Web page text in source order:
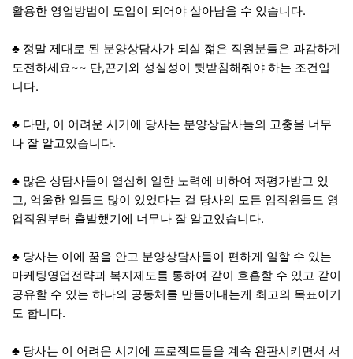
활용한 영업방법이 도입이 되어야 살아남을 수 있습니다.
​♣ 정말 제대로 된 분양상담사가 되실 젊은 직원분들은 과감하게
도전하세요~~ 단,끈기와 성실성이 뒷받침해줘야 하는 조건입
니다.
​♣ 다만, 이 어려운 시기에 당사는 분양상담사들의 고충을 너무
나 잘 알고있습니다.
​♣ 많은 상담사들이 열심히 일한 노력에 비하여 저평가받고 있
고, 억울한 일들도 많이 있었다는 걸 당사의 모든 임직원들도 영
업직원부터 출발했기에 너무나 잘 알고있습니다.
♣ 당사는 이에 꿈을 안고 분양상담사들이 편하게 일할 수 있는
마케팅영업전략과 복지제도를 통하여 같이 호흡할 수 있고 같이
공유할 수 있는 하나의 공동체를 만들어내는게 최고의 목표이기
도 합니다.
​♣ 당사는 이 어려운 시기에 프로젝트들을 계속 완판시키면서 서